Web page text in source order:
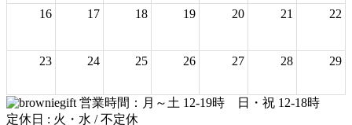
16 17 18 19 20 21 22
23 24 25 26 27 28 29
30 31 1 2 3 4
営業時間：月～土 12-19時 日・祝 12-18時
定休日 : 火・水 / 不定休